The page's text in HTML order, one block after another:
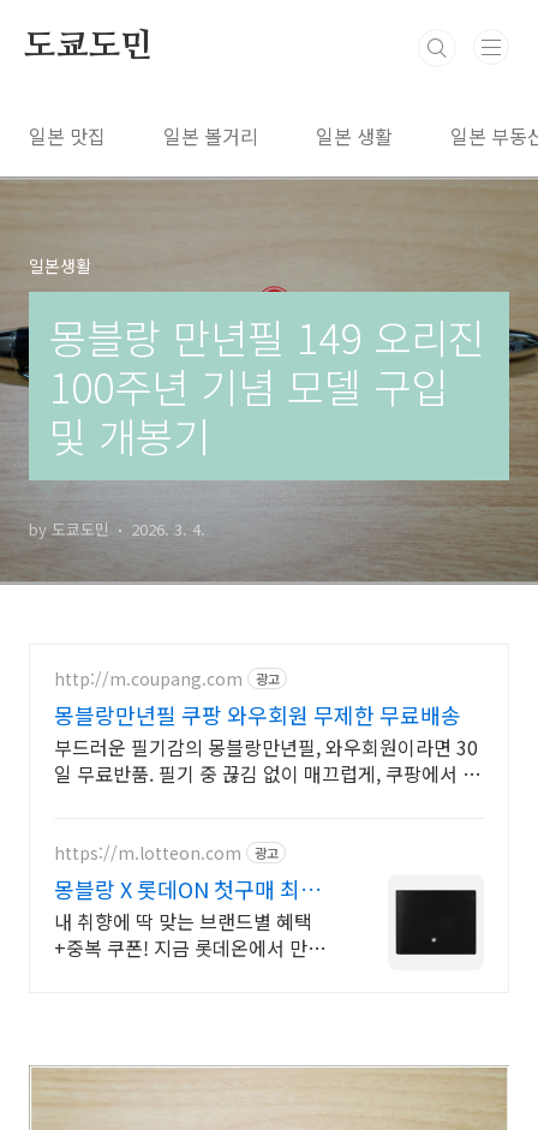
도쿄도민
일본 맛집 일본 볼거리 일본 생활 일본 부동
일본생활
몽블랑 만년필 149 오리진
100주년 기념 모델 구입
및 개봉기
by 도쿄도민 2026. 3. 4.
http://m.coupang.com 광고
몽블랑만년필 쿠팡 와우회원 무제한 무료배송
부드러운 필기감의 몽블랑만년필, 와우회원이라면 30
일 무료반품. 필기 중 끊김 없이 매끄럽게, 쿠팡에서 정
https://m.lotteon.com 광고
몽블랑 X 롯데ON 첫구매 최대 5
천원 혜택!
내 취향에 딱 맞는 브랜드별 혜택
+중복 쿠폰! 지금 롯데온에서 만나